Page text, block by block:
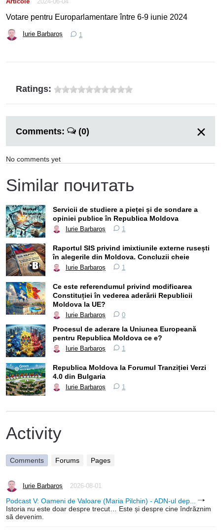
Votare pentru Europarlamentare între 6-9 iunie 2024
Iurie Barbaroș 1
Ratings:
Comments: (0)
No comments yet
Similar почитать
Servicii de studiere a pieței și de sondare a
opiniei publice în Republica Moldova
Iurie Barbaroș 1
Raportul SIS privind imixtiunile externe rusești
în alegerile din Moldova. Concluzii cheie
Iurie Barbaroș 1
Ce este referendumul privind modificarea
Constituției în vederea aderării Republicii
Moldova la UE?
Iurie Barbaroș 0
Procesul de aderare la Uniunea Europeană
pentru Republica Moldova ce e?
Iurie Barbaroș 1
Republica Moldova la Forumul Tranziției Verzi
4.0 din Bulgaria
Iurie Barbaroș 1
Activity
Comments Forums Pages
Iurie Barbaroș 2026-08-01
Podcast V: Oameni de Valoare (Maria Pilchin) - ADN-ul dep...
Istoria nu este doar despre trecut… Este și despre cine îndrăznim
să devenim.